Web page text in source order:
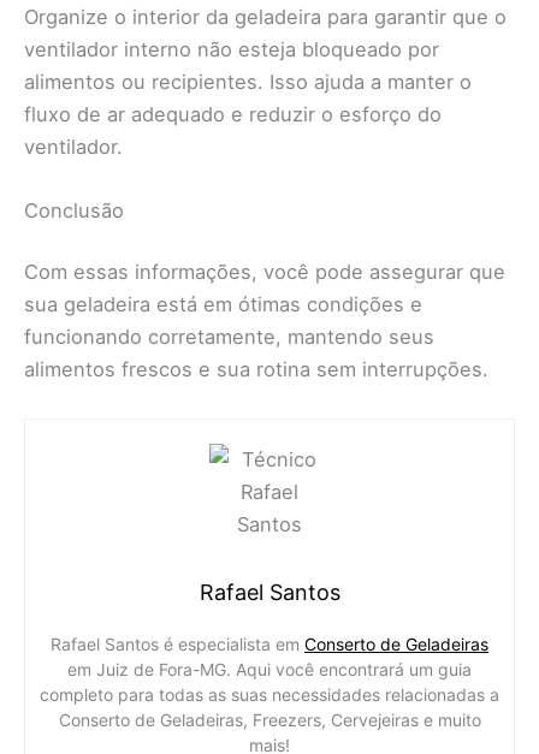
Organize o interior da geladeira para garantir que o
ventilador interno não esteja bloqueado por
alimentos ou recipientes. Isso ajuda a manter o
fluxo de ar adequado e reduzir o esforço do
ventilador.
Conclusão
Com essas informações, você pode assegurar que
sua geladeira está em ótimas condições e
funcionando corretamente, mantendo seus
alimentos frescos e sua rotina sem interrupções.
Rafael Santos
Rafael Santos é especialista em Conserto de Geladeiras
em Juiz de Fora-MG. Aqui você encontrará um guia
completo para todas as suas necessidades relacionadas a
Conserto de Geladeiras, Freezers, Cervejeiras e muito
mais!